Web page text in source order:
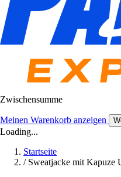
Zwischensumme
Meinen Warenkorb anzeigen
Loading...
Startseite
/ Sweatjacke mit Kapuze